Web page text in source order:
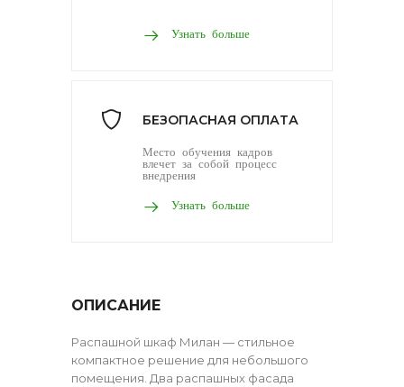
Узнать больше
БЕЗОПАСНАЯ ОПЛАТА
Место обучения кадров
влечет за собой процесс
внедрения
Узнать больше
ОПИСАНИЕ
Распашной шкаф Милан — стильное
компактное решение для небольшого
помещения. Два распашных фасада